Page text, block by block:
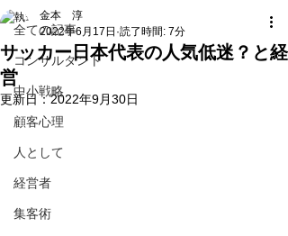
全ての記事
コンサルタント
中小戦略
顧客心理
人として
経営者
集客術
サッカー日本代表の人気低迷？と経
営
金本 淳
2022年6月17日 読了時間: 7分
更新日：2022年9月30日